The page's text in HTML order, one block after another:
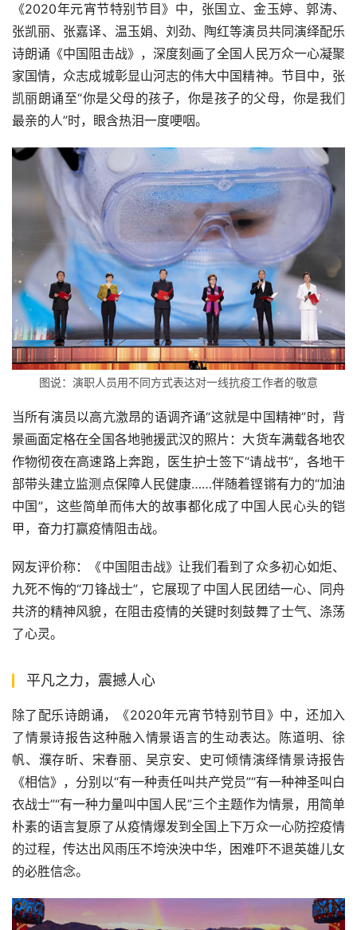
《2020年元宵节特别节目》中，张国立、金玉婷、郭涛、
张凯丽、张嘉译、温玉娟、刘劲、陶红等演员共同演绎配乐
诗朗诵《中国阻击战》，深度刻画了全国人民万众一心凝聚
家国情，众志成城彰显山河志的伟大中国精神。节目中，张
凯丽朗诵至“你是父母的孩子，你是孩子的父母，你是我们
最亲的人”时，眼含热泪一度哽咽。
图说：演职人员用不同方式表达对一线抗疫工作者的敬意
当所有演员以高亢激昂的语调齐诵“这就是中国精神”时，背
景画面定格在全国各地驰援武汉的照片：大货车满载各地农
作物彻夜在高速路上奔跑，医生护士签下“请战书”，各地干
部带头建立监测点保障人民健康……伴随着铿锵有力的“加油
中国”，这些简单而伟大的故事都化成了中国人民心头的铠
甲，奋力打赢疫情阻击战。
网友评价称：《中国阻击战》让我们看到了众多初心如炬、
九死不悔的“刀锋战士”，它展现了中国人民团结一心、同舟
共济的精神风貌，在阻击疫情的关键时刻鼓舞了士气、涤荡
了心灵。
平凡之力，震撼人心
除了配乐诗朗诵，《2020年元宵节特别节目》中，还加入
了情景诗报告这种融入情景语言的生动表达。陈道明、徐
帆、濮存昕、宋春丽、吴京安、史可倾情演绎情景诗报告
《相信》，分别以“有一种责任叫共产党员”“有一种神圣叫白
衣战士”“有一种力量叫中国人民”三个主题作为情景，用简单
朴素的语言复原了从疫情爆发到全国上下万众一心防控疫情
的过程，传达出风雨压不垮泱泱中华，困难吓不退英雄儿女
的必胜信念。